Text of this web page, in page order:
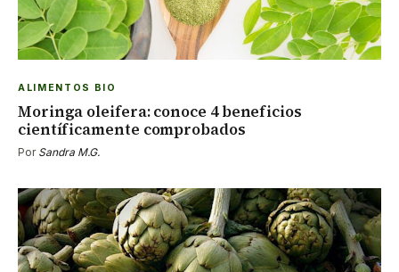
ALIMENTOS BIO
Moringa oleifera: conoce 4 beneficios
científicamente comprobados
Por Sandra M.G.